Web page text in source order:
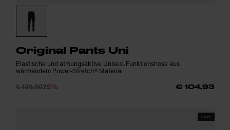
Original Pants Uni
Elastische und atmungsaktive Unisex-Funktionshose aus
wärmendem Power-Stretch® Material
€ 139,9025% € 104,93
FW25